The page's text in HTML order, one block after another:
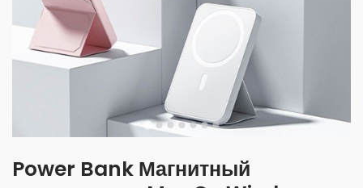
Power Bank Магнитный